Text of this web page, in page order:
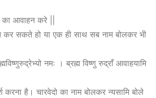
आवाहन करे ||
कर सकते हो या एक ही साथ सब नाम बोलकर भी
नमः । ब्रह्म विष्णु रुद्राँ आवाहयामि
करना है। चारवेदो का नाम बोलकर न्यसामि बोले